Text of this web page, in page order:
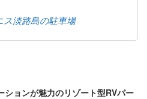
ス淡路島の駐車場
ョンが魅力のリゾート型RVパー